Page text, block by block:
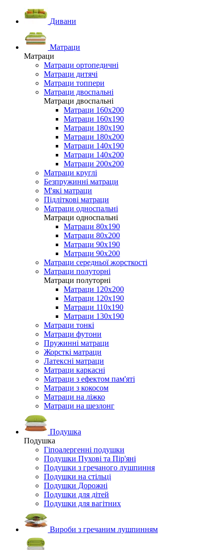
Дивани
Матраци
Матраци
Матраци ортопедичні
Матраци дитячі
Матраци топпери
Матраци двоспальні
Матраци двоспальні
Матраци 160х200
Матраци 160х190
Матраци 180х190
Матраци 180х200
Матраци 140х190
Матраци 140х200
Матраци 200х200
Матраци круглі
Безпружинні матраци
М'які матраци
Підліткові матраци
Матраци односпальні
Матраци односпальні
Матраци 80х190
Матраци 80х200
Матраци 90х190
Матраци 90х200
Матраци середньої жорсткості
Матраци полуторні
Матраци полуторні
Матраци 120х200
Матраци 120х190
Матраци 110х190
Матраци 130х190
Матраци тонкі
Матраци футони
Пружинні матраци
Жорсткі матраци
Латексні матраци
Матраци каркасні
Матраци з ефектом пам'яті
Матраци з кокосом
Матраци на ліжко
Матраци на шезлонг
Подушка
Подушка
Гіпоалергенні подушки
Подушки Пухові та Пір'яні
Подушки з гречаного лушпиння
Подушки на стільці
Подушки Дорожні
Подушки для дітей
Подушки для вагітних
Вироби з гречаним лушпинням